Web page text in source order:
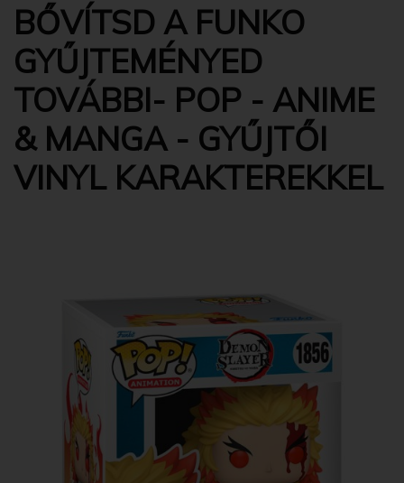
BŐVÍTSD A FUNKO
GYŰJTEMÉNYED
TOVÁBBI- POP - ANIME
& MANGA - GYŰJTŐI
VINYL KARAKTEREKKEL